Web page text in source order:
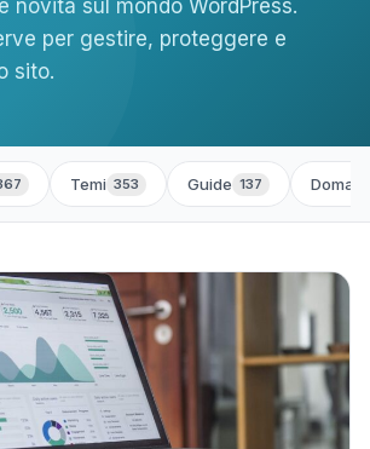
novità sul mondo WordPress.
per gestire, proteggere e
sito.
Temi 353 Guide 137